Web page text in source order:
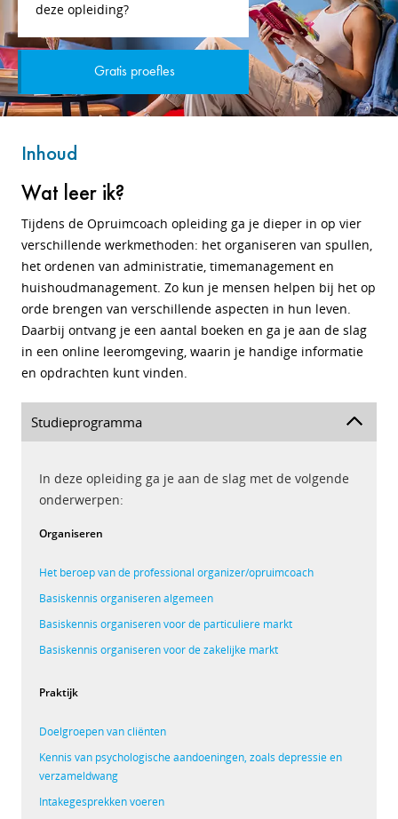
deze opleiding?
Gratis proefles
Inhoud
Wat leer ik?
Tijdens de Opruimcoach opleiding ga je dieper in op vier
verschillende werkmethoden: het organiseren van spullen,
het ordenen van administratie, timemanagement en
huishoudmanagement. Zo kun je mensen helpen bij het op
orde brengen van verschillende aspecten in hun leven.
Daarbij ontvang je een aantal boeken en ga je aan de slag
in een online leeromgeving, waarin je handige informatie
en opdrachten kunt vinden.
Studieprogramma
In deze opleiding ga je aan de slag met de volgende
onderwerpen:
Organiseren
Het beroep van de professional organizer/opruimcoach
Basiskennis organiseren algemeen
Basiskennis organiseren voor de particuliere markt
Basiskennis organiseren voor de zakelijke markt
Praktijk
Doelgroepen van cliënten
Kennis van psychologische aandoeningen, zoals depressie en
verzameldwang
Intakegesprekken voeren